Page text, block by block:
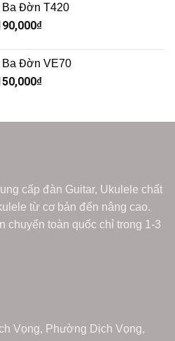
Ba Đờn T420
₫
Ba Đờn VE70
₫
cấp đàn Guitar, Ukulele chất
từ cơ bản đến nâng cao.
chuyển toàn quốc chỉ trong 1-3
Vọng, Phường Dịch Vọng,